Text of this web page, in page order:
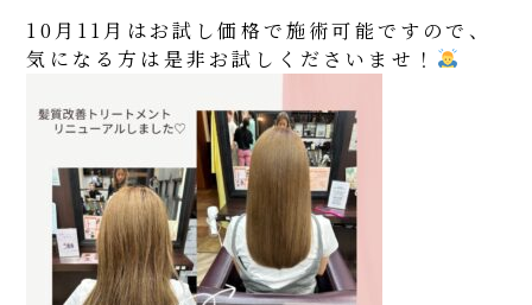
10月11月はお試し価格で施術可能ですので、
気になる方は是非お試しくださいませ！